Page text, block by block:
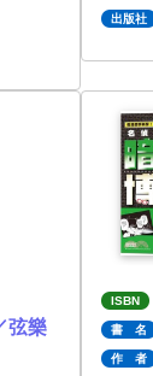
出版社
弦樂
ISBN
書 名
作 者